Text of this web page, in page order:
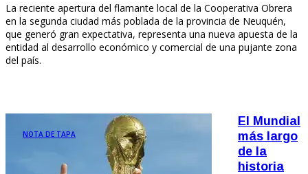
La reciente apertura del flamante local de la Cooperativa Obrera
en la segunda ciudad más poblada de la provincia de Neuquén,
que generó gran expectativa, representa una nueva apuesta de la
entidad al desarrollo económico y comercial de una pujante zona
del país.
NOTA DE TAPA
El Mundial
más largo
de la
historia